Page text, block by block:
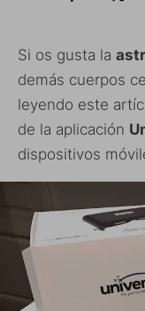
Si os gusta la
demás cuerpos
leyendo este
de la aplicación
dispositivos